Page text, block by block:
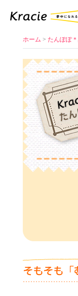
ホーム > たんぽぽ